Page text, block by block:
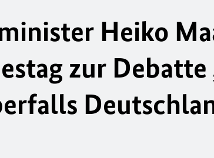
Heiko
zur Debatte